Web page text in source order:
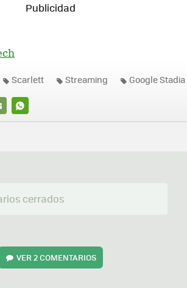
WHATSAPP
Scarlett Streaming Google Stadia
cerrados
VER2 COMENTARIOS